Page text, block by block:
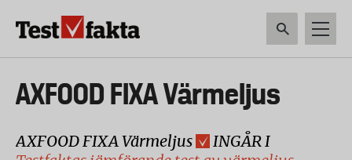
Huvudmeny
ny
AXFOOD FIXA Värmeljus
AXFOOD FIXA Värmeljus
INGÅR I